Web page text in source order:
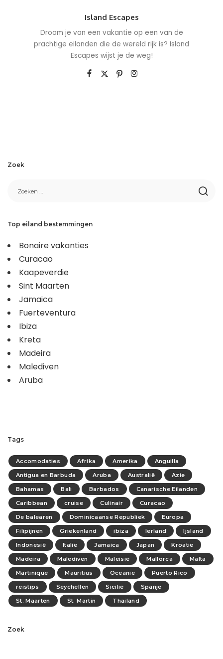
Island Escapes
Droom je van een vakantie op een van de
prachtige eilanden die de wereld rijk is? Island
Escapes wijst je de weg!
Zoek
Top eiland bestemmingen
Bonaire vakanties
Curacao
Kaapeverdie
Sint Maarten
Jamaica
Fuerteventura
Ibiza
Kreta
Madeira
Malediven
Aruba
Tags
Accomodaties Afrika Amerika
Anguilla
Antigua en Barbuda
Aruba Australië
Azie
Bahamas
Bali Barbados
Canarische Eilanden
Caribbean
cruise Culinair
Curacao
De balearen
Dominicaanse Republiek
Europa
Filipijnen
Griekenland ibiza Ierland
Ijsland
Indonesië
Italië Jamaica Japan
Kroatië
Madeira
Malediven Maleisië Mallorca
Malta
Martinique
Mauritius Oceanie
Puerto Rico
reistips
Seychellen Sicilië
Spanje
St. Maarten
St. Martin Thailand
Zoek